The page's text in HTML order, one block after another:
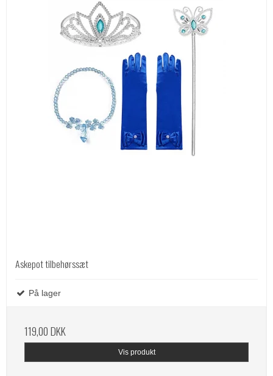
Askepot tilbehørssæt
På lager
119,00 DKK
Vis produkt